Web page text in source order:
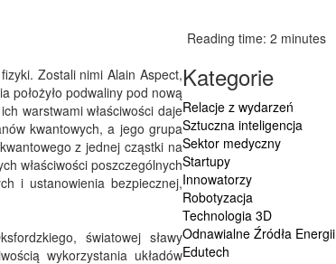
Reading time: 2 minutes
Zostali nimi Alain Aspect,
położyło podwaliny pod nową
warstwami właściwości daje
kwantowych, a jego grupa
z jednej cząstki na
właściwości poszczególnych
i ustanowienia bezpiecznej,
światowej sławy
wykorzystania układów
Kategorie
Relacje z wydarzeń
Sztuczna inteligencja
Sektor medyczny
Startupy
Innowatorzy
Robotyzacja
Technologia 3D
Odnawialne Źródła Energii
Edutech